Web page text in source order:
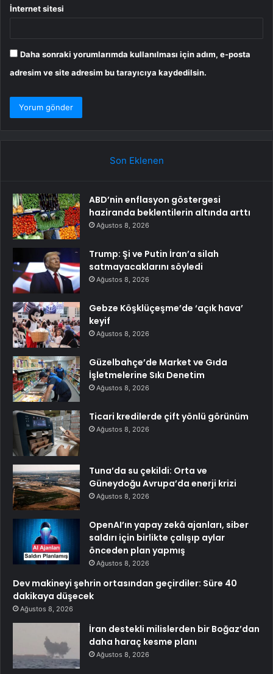
İnternet sitesi
Daha sonraki yorumlarımda kullanılması için adım, e-posta
adresim ve site adresim bu tarayıcıya kaydedilsin.
Son Eklenen
ABD’nin enflasyon göstergesi
haziranda beklentilerin altında arttı
Ağustos 8, 2026
Trump: Şi ve Putin İran’a silah
satmayacaklarını söyledi
Ağustos 8, 2026
Gebze Köşklüçeşme’de ‘açık hava’
keyif
Ağustos 8, 2026
Güzelbahçe’de Market ve Gıda
İşletmelerine Sıkı Denetim
Ağustos 8, 2026
Ticari kredilerde çift yönlü görünüm
Ağustos 8, 2026
Tuna’da su çekildi: Orta ve
Güneydoğu Avrupa’da enerji krizi
Ağustos 8, 2026
OpenAI’ın yapay zekâ ajanları, siber
saldırı için birlikte çalışıp aylar
önceden plan yapmış
Ağustos 8, 2026
Dev makineyi şehrin ortasından geçirdiler: Süre 40
dakikaya düşecek
Ağustos 8, 2026
İran destekli milislerden bir Boğaz’dan
daha haraç kesme planı
Ağustos 8, 2026